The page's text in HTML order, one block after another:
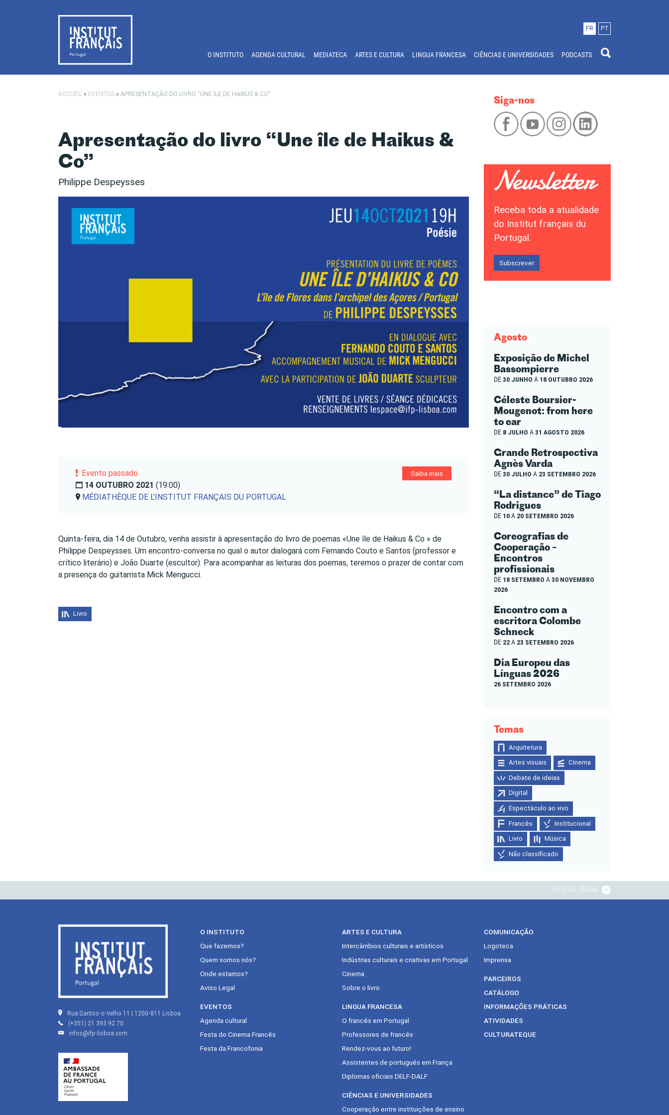
FR PT
O INSTITUTO AGENDA CULTURAL MEDIATECA ARTES E CULTURA LINGUA FRANCESA CIÊNCIAS E UNIVERSIDADES PODCASTS
ACCUEIL » EVENTOS » APRESENTAÇÃO DO LIVRO “UNE ÎLE DE HAIKUS & CO”
Apresentação do livro “Une île de Haikus &
Co”
Philippe Despeysses
Evento passado
14 OUTUBRO 2021 (19:00)
MÉDIATHÈQUE DE L’INSTITUT FRANÇAIS DU PORTUGAL
Saiba mais
Quinta-feira, dia 14 de Outubro, venha assistir à apresentação do livro de poemas «Une île de Haikus & Co » de
Philippe Despeysses. Um encontro-conversa no qual o autor dialogará com Fernando Couto e Santos (professor e
crítico literário) e João Duarte (escultor). Para acompanhar as leituras dos poemas, teremos o prazer de contar com
a presença do guitarrista Mick Mengucci.
Livro
Siga-nos
Receba toda a atualidade
do Institut français du
Portugal.
Subscrever
Agosto
Exposição de Michel
Bassompierre
DE30 JUNHO A 18 OUTUBRO 2026
Céleste Boursier-
Mougenot: from here
to ear
DE 8 JULHO A31 AGOSTO 2026
Grande Retrospectiva
Agnès Varda
DE30 JULHO A 23 SETEMBRO 2026
“La distance” de Tiago
Rodrigues
DE 10A 20 SETEMBRO 2026
Coreografias de
Cooperação –
Encontros
profissionais
DE 18 SETEMBRO A30 NOVEMBRO
2026
Encontro com a
escritora Colombe
Schneck
DE 22A 23 SETEMBRO 2026
Dia Europeu das
Línguas 2026
26 SETEMBRO 2026
Temas
Arquitetura
Artes visuais Cinema
Debate de ideias
Digital
Espectáculo ao vivo
Francês Institucional
Livro Música
Não classificado
TOPO DA PÁGINA
O INSTITUTO
Que fazemos?
Quem somos nós?
Onde estamos?
Aviso Legal
EVENTOS
Agenda cultural
Festa do Cinema Francês
Festa da Francofonia
ARTES E CULTURA
Intercâmbios culturais e artísticos
Indústrias culturais e criativas em Portugal
Cinema
Sobre o livro
LINGUA FRANCESA
O francês em Portugal
Professores de francês
Rendez-vous ao futuro!
Assistentes de português em França
Diplomas oficiais DELF-DALF
CIÊNCIAS E UNIVERSIDADES
Cooperação entre instituições de ensino
COMUNICAÇÃO
Logoteca
Imprensa
PARCEIROS
CATÁLOGO
INFORMAÇÕES PRÁTICAS
ATIVIDADES
CULTURATEQUE
Rua Santos-o-Velho 11 | 1200-811 Lisboa
(+351) 21 393 92 70
infos@ifp-lisboa.com